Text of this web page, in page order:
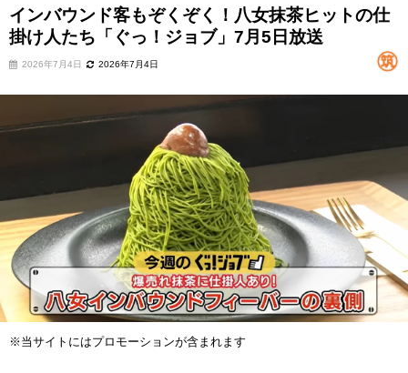
インバウンド客もぞくぞく！八女抹茶ヒットの仕
掛け人たち「ぐっ！ジョブ」7月5日放送
2026年7月4日 2026年7月4日
※当サイトにはプロモーションが含まれます